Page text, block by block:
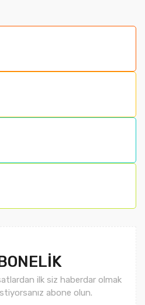
ilk siz haberdar olmak
abone olun.